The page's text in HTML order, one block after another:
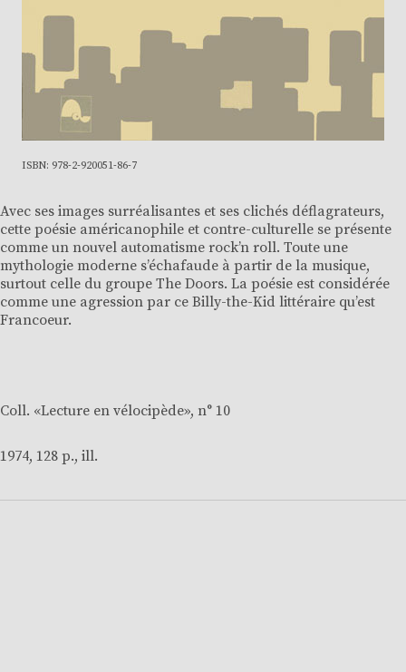
ISBN: 978-2-920051-86-7
Avec ses images surréalisantes et ses clichés déflagrateurs,
cette poésie américanophile et contre-culturelle se présente
comme un nouvel automatisme rock’n roll. Toute une
mythologie moderne s’échafaude à partir de la musique,
surtout celle du groupe The Doors. La poésie est considérée
comme une agression par ce Billy-the-Kid littéraire qu’est
Francoeur.
Coll. «Lecture en vélocipède», n° 10
1974, 128 p., ill.